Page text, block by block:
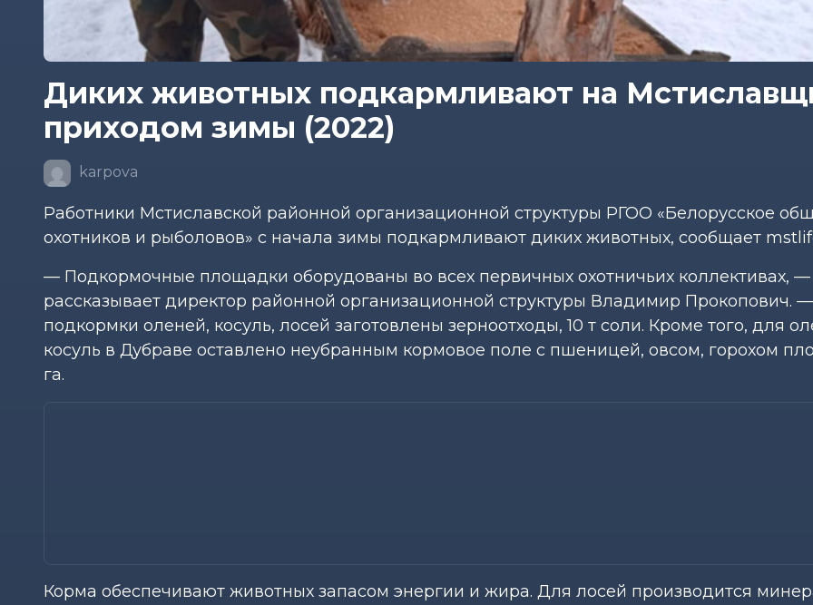
Диких животных подкармливают на
приходом зимы (2022)
karpova
Работники Мстиславской районной организационной структуры РГОО «Белорусское
охотников и рыболовов» с начала зимы подкармливают диких животных, сообщает
— Подкормочные площадки оборудованы во всех первичных охотничьих коллективах, —
рассказывает директор районной организационной структуры Владимир Прокопович.
подкормки оленей, косуль, лосей заготовлены зерноотходы, 10 т соли. Кроме того, для
косуль в Дубраве оставлено неубранным кормовое поле с пшеницей, овсом, горохом
га.
Корма обеспечивают животных запасом энергии и жира. Для лосей производится